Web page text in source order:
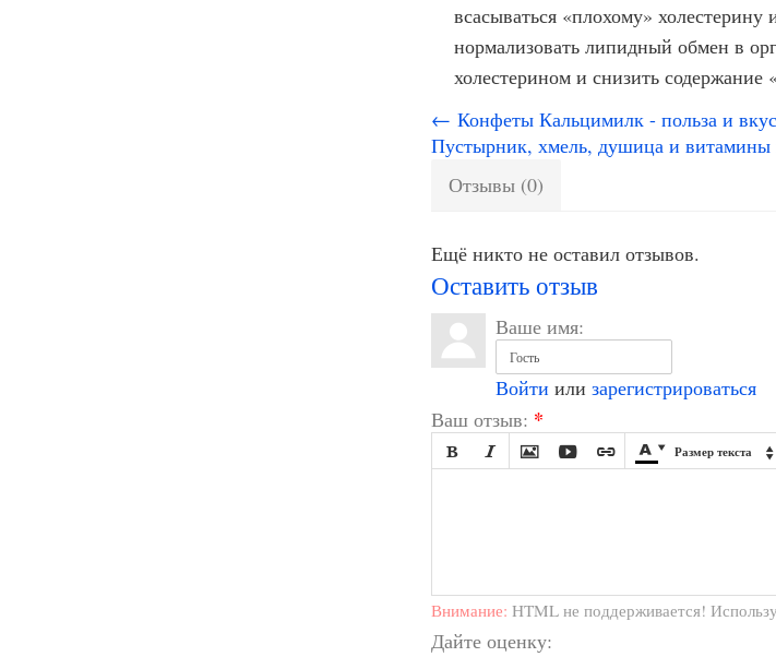
всасываться «плохому»
нормализовать липидный обмен в
холестерином и снизить содержание
← Конфеты Кальцимилк - польза и
Пустырник, хмель, душица и витамины
Отзывы (0)
Ещё никто не оставил отзывов.
Оставить отзыв
Ваше имя:
Войти или зарегистрироваться
Ваш отзыв: *
       Размер текста 
Внимание: HTML не поддерживается!
Дайте оценку: